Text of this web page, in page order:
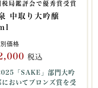
税局鑑評会で優秀賞受賞
中取り大吟醸
価格
税込
「SAKE」部門大吟
においてブロンズ賞を受